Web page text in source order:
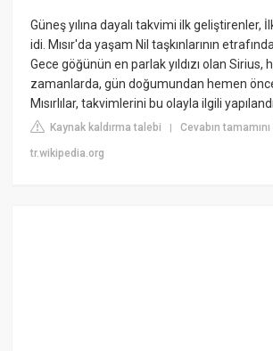
Güneş yılına dayalı takvimi ilk geliştirenler, İlk
idi. Mısır'da yaşam Nil taşkınlarının
Gece göğünün en parlak yıldızı olan Sirius,
zamanlarda, gün doğumundan hemen
Mısırlılar, takvimlerini bu olayla ilgili
Kaynak kaldırma talebi |Cevabın
tr.wikipedia.org